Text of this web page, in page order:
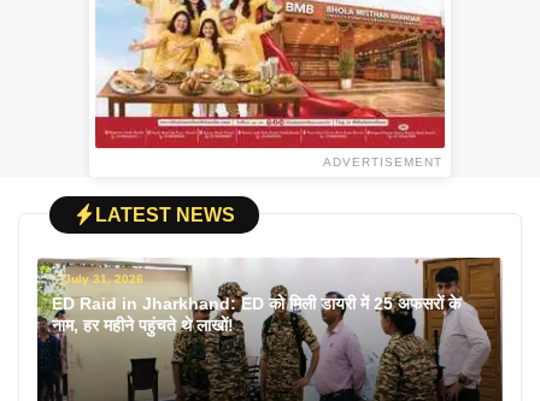
ADVERTISEMENT
LATEST NEWS
July 31, 2026
ED Raid in Jharkhand: ED को मिली डायरी में 25 अफसरों के
नाम, हर महीने पहुंचते थे लाखों!